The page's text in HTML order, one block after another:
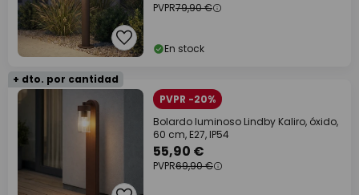
PVPR79,90 €
En stock
+ dto. por cantidad
PVPR -20%
Bolardo luminoso Lindby Kaliro, óxido,
60 cm, E27, IP54
55,90 €
PVPR69,90 €